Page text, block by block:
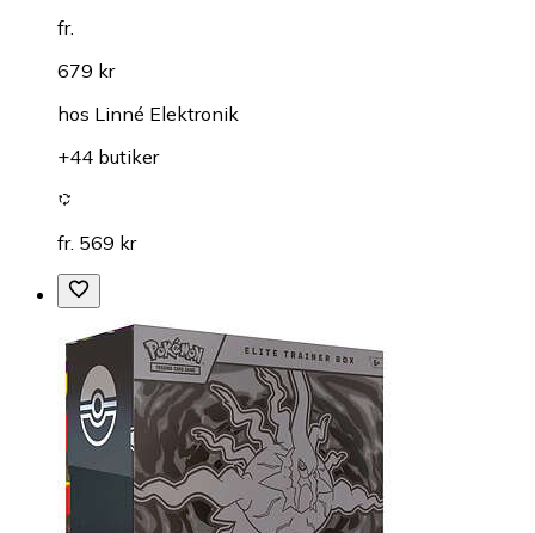
fr.
679 kr
hos Linné Elektronik
+44 butiker
fr. 569 kr